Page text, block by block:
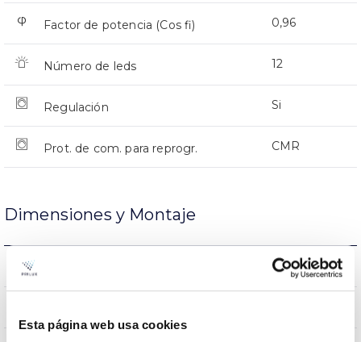
Esta página web usa cookies
Factor de potencia (Cos fi) 0,96
Número de leds 12
Regulación Si
Prot. de com. para reprogr. CMR
Dimensiones y Montaje
Montaje en Brazo